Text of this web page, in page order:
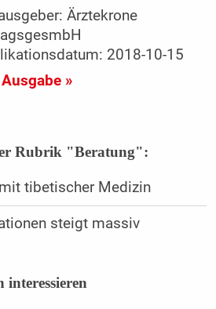
Ärztekrone
2018-10-15
»
Rubrik "Beratung":
tibetischer Medizin
steigt massiv
interessieren